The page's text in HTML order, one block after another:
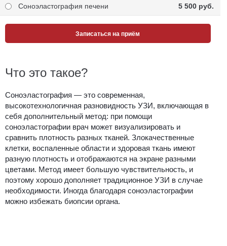
Соноэластография печени 5 500 pуб.
Записаться на приём
Что это такое?
Соноэластография — это современная,
высокотехнологичная разновидность УЗИ, включающая в
себя дополнительный метод: при помощи
соноэластографии врач может визуализировать и
сравнить плотность разных тканей. Злокачественные
клетки, воспаленные области и здоровая ткань имеют
разную плотность и отображаются на экране разными
цветами. Метод имеет большую чувствительность, и
поэтому хорошо дополняет традиционное УЗИ в случае
необходимости. Иногда благодаря соноэластографии
можно избежать биопсии органа.